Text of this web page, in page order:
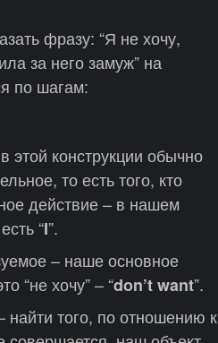
фразу: “Я не хочу,
за него замуж” на
по шагам:
этой конструкции обычно
то есть того, кто
действие – в нашем
“I”.
– наше основное
“не хочу” – “don’t want”.
того, по отношению к